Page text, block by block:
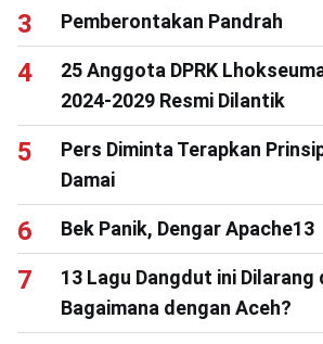
Pemberontakan Pandrah
25 Anggota DPRK
2024-2029 Resmi Dilantik
Pers Diminta Terapkan
Damai
Bek Panik, Dengar Apache13
13 Lagu Dangdut ini Dilarang
Bagaimana dengan Aceh?